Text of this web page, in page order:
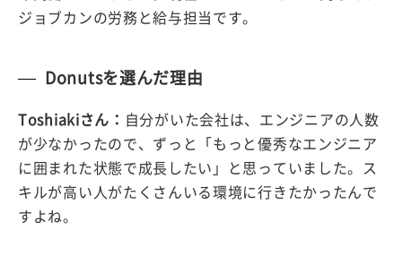
ジョブカンの労務と給与担当です。
Donutsを選んだ理由
Toshiakiさん： 自分がいた会社は、エンジニアの人数
が少なかったので、ずっと「もっと優秀なエンジニア
に囲まれた状態で成長したい」と思っていました。ス
キルが高い人がたくさんいる環境に行きたかったんで
すよね。